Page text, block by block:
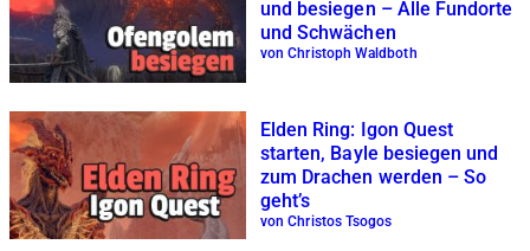
und besiegen – Alle Fundorte
und Schwächen
von Christoph Waldboth
Elden Ring: Igon Quest
starten, Bayle besiegen und
zum Drachen werden – So
geht’s
von Christos Tsogos